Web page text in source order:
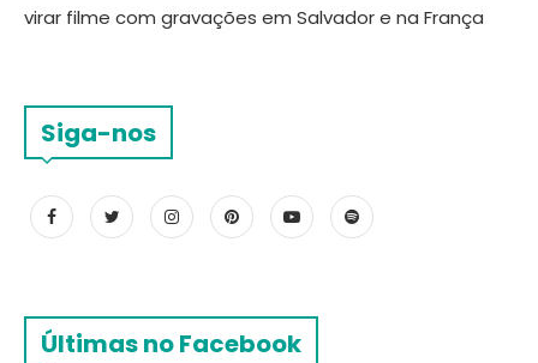
virar filme com gravações em Salvador e na França
Siga-nos
Últimas no Facebook